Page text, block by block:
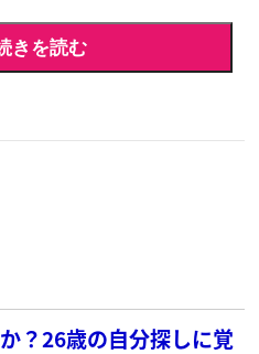
きを読む
？26歳の自分探しに覚